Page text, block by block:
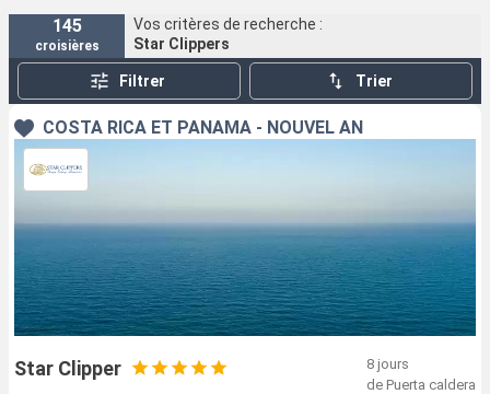
réussi puisqu'il s'agit bien d'un intense sentiment de liberté
et de bien-être que l'on ressent en voyageant sur l'un des
bateaux de croisière Star Clippers. Au-delà d'une croisière,
c'est un véritable rêve qui vous transporte là où les
frontières n'existent plus.
145
croisières
Vos critères de recherche :
Star Clippers
Filtrer Trier
COSTA RICA ET PANAMA - NOUVEL AN
Star Clipper
8 jours
de Puerta caldera